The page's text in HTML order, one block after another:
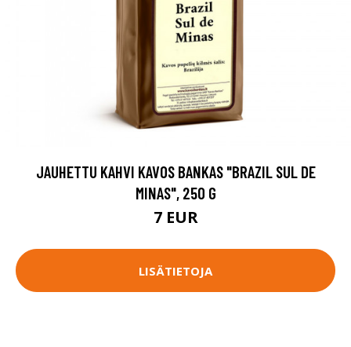
JAUHETTU KAHVI KAVOS BANKAS "BRAZIL SUL DE
MINAS", 250 G
7 EUR
LISÄTIETOJA